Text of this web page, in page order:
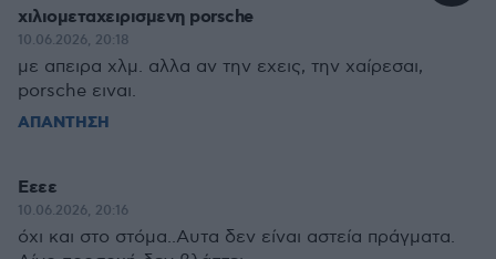
χιλιομεταχειρισμενη porsche
10.06.2026, 20:18
με απειρα χλμ. αλλα αν την εχεις, την χαίρεσαι,
porsche ειναι.
ΑΠΑΝΤΗΣΗ
Εεεε
10.06.2026, 20:16
όχι και στο στόμα..Αυτα δεν είναι αστεία πράγματα.